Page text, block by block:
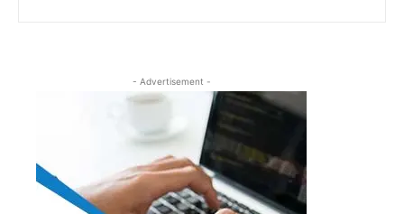
- Advertisement -